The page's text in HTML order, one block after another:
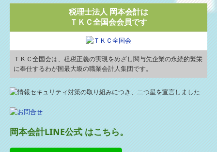
税理士法人 岡本会計は
ＴＫＣ全国会会員です
ＴＫＣ全国会は、租税正義の実現をめざし関与先企業の永続的繁栄
に奉仕するわが国最大級の職業会計人集団です。
岡本会計LINE公式 はこちら。